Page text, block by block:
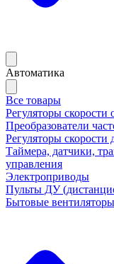
Автоматика
Все товары
Регуляторы скорости
Преобразователи
Регуляторы
Таймера, датчики,
управления
Электроприводы
Пульты ДУ
Бытовые вентиляторы